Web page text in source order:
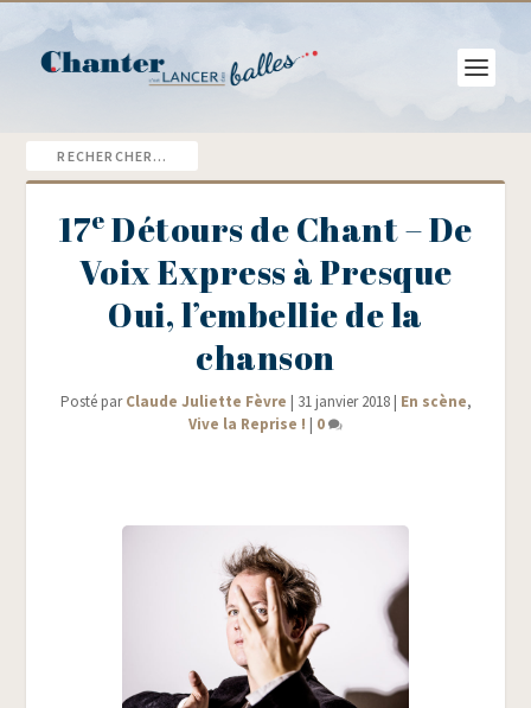
17e Détours de Chant – De
Voix Express à Presque
Oui, l’embellie de la
chanson
Posté parClaude Juliette Fèvre | 31 janvier 2018| En scène,
Vive la Reprise ! | 0